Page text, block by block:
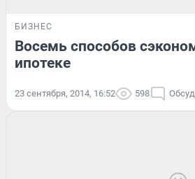
БИЗНЕС
Восемь способов
ипотеке
23 сентября, 2014, 16:52 598